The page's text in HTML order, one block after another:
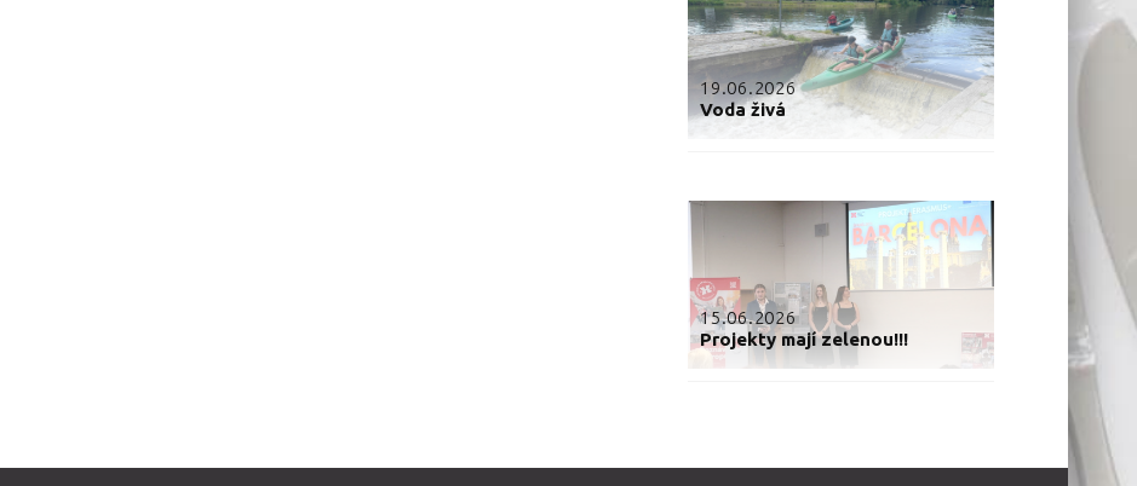
19.06.2026
Voda živá
15.06.2026
Projekty mají zelenou!!!